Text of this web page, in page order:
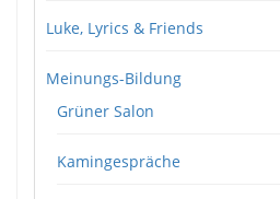
Luke, Lyrics & Friends
Meinungs-Bildung
Grüner Salon
Kamingespräche